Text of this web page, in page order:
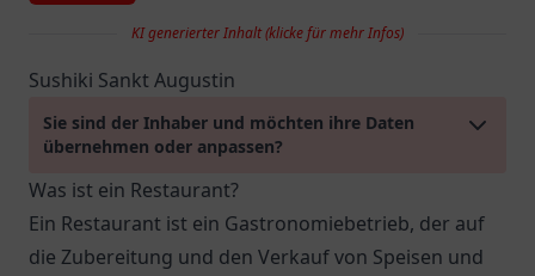
KI generierter Inhalt (klicke für mehr Infos)
Sushiki Sankt Augustin
Sie sind der Inhaber und möchten ihre Daten
übernehmen oder anpassen?
Was ist ein Restaurant?
Ein Restaurant ist ein Gastronomiebetrieb, der auf
die Zubereitung und den Verkauf von Speisen und